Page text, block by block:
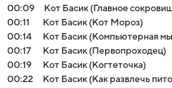
00:09
Кот Басик (Главное
00:11
Кот Басик (Кот Мороз)
00:14
Кот Басик (Компьютерная
00:17
Кот Басик (Первопроходец)
00:19
Кот Басик (Когтеточка)
00:22
Кот Басик (Как развлечь